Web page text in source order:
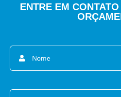
ENTRE EM